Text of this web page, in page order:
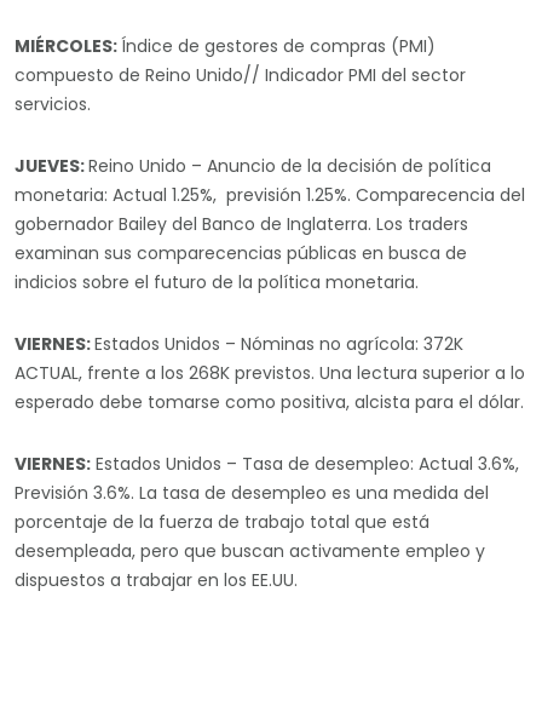
MIÉRCOLES: Índice de gestores de compras (PMI)
compuesto de Reino Unido// Indicador PMI del sector
servicios.
JUEVES:Reino Unido – Anuncio de la decisión de política
monetaria: Actual 1.25%, previsión 1.25%. Comparecencia del
gobernador Bailey del Banco de Inglaterra. Los traders
examinan sus comparecencias públicas en busca de
indicios sobre el futuro de la política monetaria.
VIERNES:Estados Unidos – Nóminas no agrícola: 372K
ACTUAL, frente a los 268K previstos. Una lectura superior a lo
esperado debe tomarse como positiva, alcista para el dólar.
VIERNES: Estados Unidos – Tasa de desempleo: Actual 3.6%,
Previsión 3.6%. La tasa de desempleo es una medida del
porcentaje de la fuerza de trabajo total que está
desempleada, pero que buscan activamente empleo y
dispuestos a trabajar en los EE.UU.